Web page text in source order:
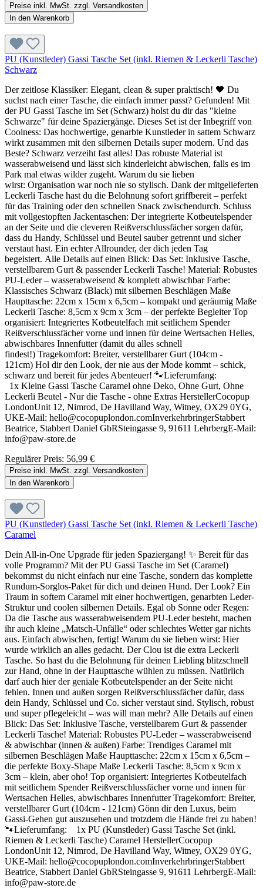
Preise inkl. MwSt. zzgl. Versandkosten
In den Warenkorb
PU (Kunstleder) Gassi Tasche Set (inkl. Riemen & Leckerli Tasche)
Schwarz
Der zeitlose Klassiker: Elegant, clean & super praktisch! 🖤 Du
suchst nach einer Tasche, die einfach immer passt? Gefunden! Mit
der PU Gassi Tasche im Set (Schwarz) holst du dir das "kleine
Schwarze" für deine Spaziergänge. Dieses Set ist der Inbegriff von
Coolness: Das hochwertige, genarbte Kunstleder in sattem Schwarz
wirkt zusammen mit den silbernen Details super modern. Und das
Beste? Schwarz verzeiht fast alles! Das robuste Material ist
wasserabweisend und lässt sich kinderleicht abwischen, falls es im
Park mal etwas wilder zugeht. Warum du sie lieben
wirst: Organisation war noch nie so stylisch. Dank der mitgelieferten
Leckerli Tasche hast du die Belohnung sofort griffbereit – perfekt
für das Training oder den schnellen Snack zwischendurch. Schluss
mit vollgestopften Jackentaschen: Der integrierte Kotbeutelspender
an der Seite und die cleveren Reißverschlussfächer sorgen dafür,
dass du Handy, Schlüssel und Beutel sauber getrennt und sicher
verstaut hast. Ein echter Allrounder, der dich jeden Tag
begeistert. Alle Details auf einen Blick: Das Set: Inklusive Tasche,
verstellbarem Gurt & passender Leckerli Tasche! Material: Robustes
PU-Leder – wasserabweisend & komplett abwischbar Farbe:
Klassisches Schwarz (Black) mit silbernen Beschlägen Maße
Haupttasche: 22cm x 15cm x 6,5cm – kompakt und geräumig Maße
Leckerli Tasche: 8,5cm x 9cm x 3cm – der perfekte Begleiter Top
organisiert: Integriertes Kotbeutelfach mit seitlichem Spender
Reißverschlussfächer vorne und innen für deine Wertsachen Helles,
abwischbares Innenfutter (damit du alles schnell
findest!) Tragekomfort: Breiter, verstellbarer Gurt (104cm -
121cm) Hol dir den Look, der nie aus der Mode kommt – schick,
schwarz und bereit für jedes Abenteuer! 🐾Lieferumfang:
1x Kleine Gassi Tasche Caramel ohne Deko, Ohne Gurt, Ohne
Leckerli Beutel - Nur die Tasche - ohne Extras HerstellerCocopup
LondonUnit 12, Nimrod, De Havilland Way, Witney, OX29 0YG,
UKE-Mail: hello@cocopuplondon.comInverkehrbringerStabbert
Beatrice, Stabbert Daniel GbRSteingasse 9, 91611 LehrbergE-Mail:
info@paw-store.de
Regulärer Preis: 56,99 €
Preise inkl. MwSt. zzgl. Versandkosten
In den Warenkorb
PU (Kunstleder) Gassi Tasche Set (inkl. Riemen & Leckerli Tasche)
Caramel
Dein All-in-One Upgrade für jeden Spaziergang! ✨ Bereit für das
volle Programm? Mit der PU Gassi Tasche im Set (Caramel)
bekommst du nicht einfach nur eine Tasche, sondern das komplette
Rundum-Sorglos-Paket für dich und deinen Hund. Der Look? Ein
Traum in softem Caramel mit einer hochwertigen, genarbten Leder-
Struktur und coolen silbernen Details. Egal ob Sonne oder Regen:
Da die Tasche aus wasserabweisendem PU-Leder besteht, machen
ihr auch kleine „Matsch-Unfälle“ oder schlechtes Wetter gar nichts
aus. Einfach abwischen, fertig! Warum du sie lieben wirst: Hier
wurde wirklich an alles gedacht. Der Clou ist die extra Leckerli
Tasche. So hast du die Belohnung für deinen Liebling blitzschnell
zur Hand, ohne in der Haupttasche wühlen zu müssen. Natürlich
darf auch hier der geniale Kotbeutelspender an der Seite nicht
fehlen. Innen und außen sorgen Reißverschlussfächer dafür, dass
dein Handy, Schlüssel und Co. sicher verstaut sind. Stylisch, robust
und super pflegeleicht – was will man mehr? Alle Details auf einen
Blick: Das Set: Inklusive Tasche, verstellbarem Gurt & passender
Leckerli Tasche! Material: Robustes PU-Leder – wasserabweisend
& abwischbar (innen & außen) Farbe: Trendiges Caramel mit
silbernen Beschlägen Maße Haupttasche: 22cm x 15cm x 6,5cm –
die perfekte Boxy-Shape Maße Leckerli Tasche: 8,5cm x 9cm x
3cm – klein, aber oho! Top organisiert: Integriertes Kotbeutelfach
mit seitlichem Spender Reißverschlussfächer vorne und innen für
Wertsachen Helles, abwischbares Innenfutter Tragekomfort: Breiter,
verstellbarer Gurt (104cm - 121cm) Gönn dir den Luxus, beim
Gassi-Gehen gut auszusehen und trotzdem die Hände frei zu haben!
🐾Lieferumfang: 1x PU (Kunstleder) Gassi Tasche Set (inkl.
Riemen & Leckerli Tasche) Caramel HerstellerCocopup
LondonUnit 12, Nimrod, De Havilland Way, Witney, OX29 0YG,
UKE-Mail: hello@cocopuplondon.comInverkehrbringerStabbert
Beatrice, Stabbert Daniel GbRSteingasse 9, 91611 LehrbergE-Mail:
info@paw-store.de